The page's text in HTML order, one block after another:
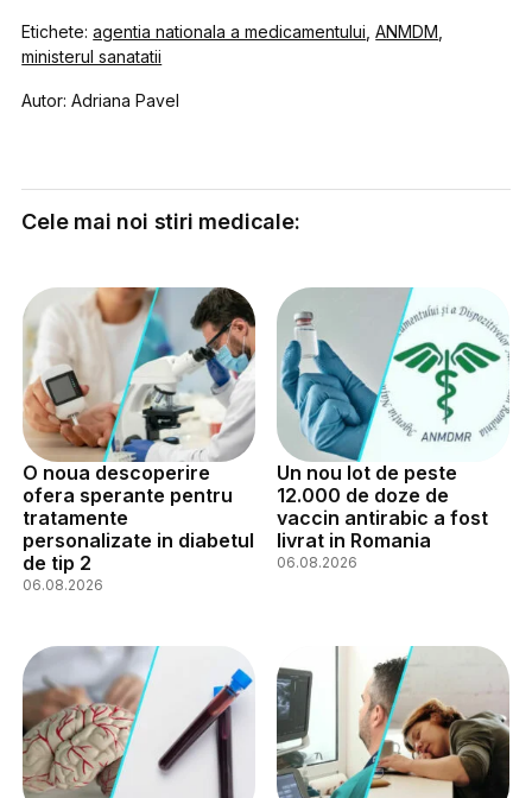
Etichete:agentia nationala a medicamentului ,ANMDM
ministerul sanatatii
Autor: Adriana Pavel
Cele mai noi stiri medicale:
O noua descoperire
ofera sperante pentru
tratamente
personalizate in diabetul
de tip 2
06.08.2026
Un nou lot de peste
12.000 de doze de
vaccin antirabic a fost
livrat in Romania
06.08.2026